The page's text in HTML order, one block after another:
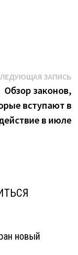
ЗАПИСЬ
Обзор законов,
вступают в
в июле
новый